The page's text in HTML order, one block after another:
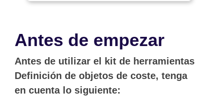
Antes de empezar
Antes de utilizar el kit de herramientas
Definición de objetos de coste, tenga
en cuenta lo siguiente: